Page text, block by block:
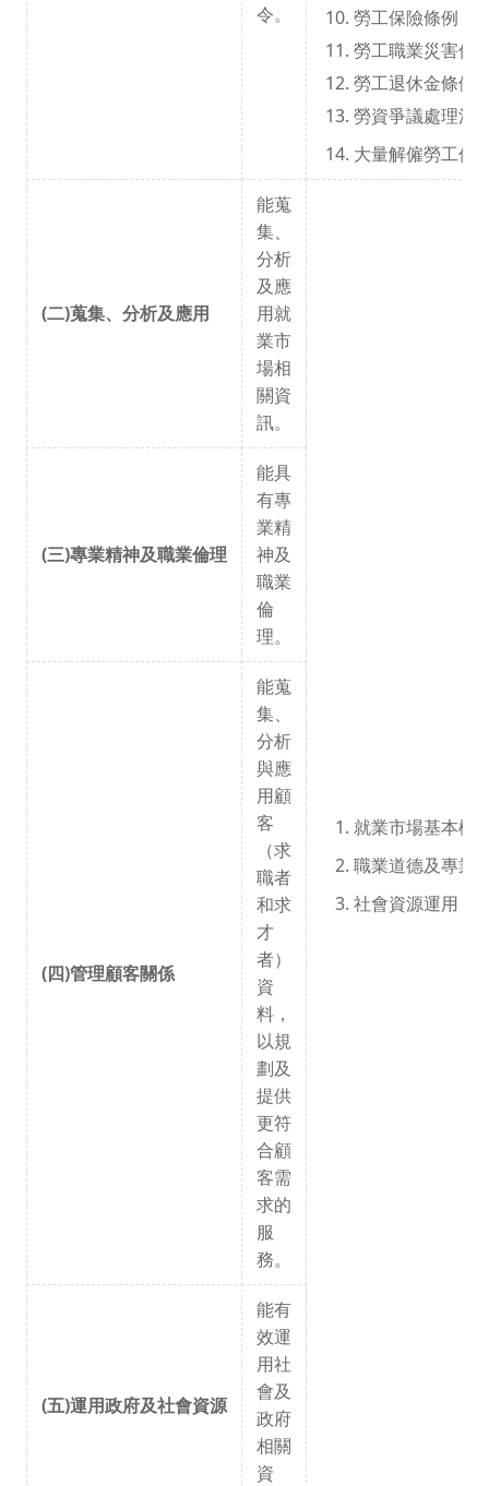
令。
勞工保險條例
勞工職業災害保
勞工退休金條例
勞資爭議處理法
大量解僱勞工保
(二)蒐集、分析及應用
能蒐
集、
分析
及應
用就
業市
場相
關資
訊。
就業市場基本概
職業道德及專業
社會資源運用（
(三)專業精神及職業倫理
能具
有專
業精
神及
職業
倫
理。
(四)管理顧客關係
能蒐
集、
分析
與應
用顧
客
（求
職者
和求
才
者）
資
料，
以規
劃及
提供
更符
合顧
客需
求的
服
務。
(五)運用政府及社會資源
能有
效運
用社
會及
政府
相關
資